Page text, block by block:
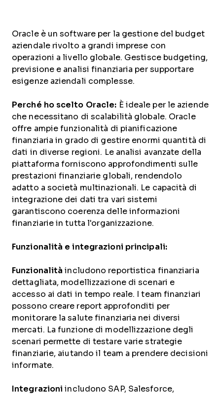
Oracle è un software per la gestione del budget
aziendale rivolto a grandi imprese con
operazioni a livello globale. Gestisce budgeting,
previsione e analisi finanziaria per supportare
esigenze aziendali complesse.
Perché ho scelto Oracle: È ideale per le aziende
che necessitano di scalabilità globale. Oracle
offre ampie funzionalità di pianificazione
finanziaria in grado di gestire enormi quantità di
dati in diverse regioni. Le analisi avanzate della
piattaforma forniscono approfondimenti sulle
prestazioni finanziarie globali, rendendolo
adatto a società multinazionali. Le capacità di
integrazione dei dati tra vari sistemi
garantiscono coerenza delle informazioni
finanziarie in tutta l'organizzazione.
Funzionalità e integrazioni principali:
Funzionalità includono reportistica finanziaria
dettagliata, modellizzazione di scenari e
accesso ai dati in tempo reale. I team finanziari
possono creare report approfonditi per
monitorare la salute finanziaria nei diversi
mercati. La funzione di modellizzazione degli
scenari permette di testare varie strategie
finanziarie, aiutando il team a prendere decisioni
informate.
Integrazioni includono SAP, Salesforce,